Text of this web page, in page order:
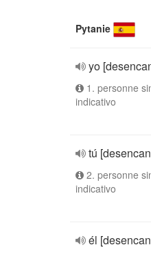
Pytanie
yo
1. personne
indicativo
tú
2. personne
indicativo
él